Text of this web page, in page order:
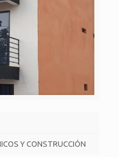
Y CONSTRUCCIÓN